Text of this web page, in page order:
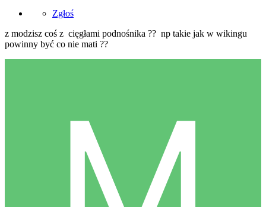
Zgłoś
z modzisz coś z cięgłami podnośnika ?? np takie jak w wikingu
powinny być co nie mati ??